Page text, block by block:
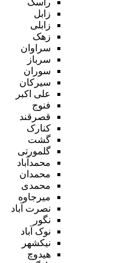
زابل
زابلی
زهک
سراوان
سرباز
سوران
سیرکان
علی اکبر
فنوج
قصرقند
کنارک
گشت
گلمورتی
محمدآباد
محمدان
محمدی
میرجاوه
نصرت آباد
نگور
نوک آباد
نیکشهر
هیدوچ